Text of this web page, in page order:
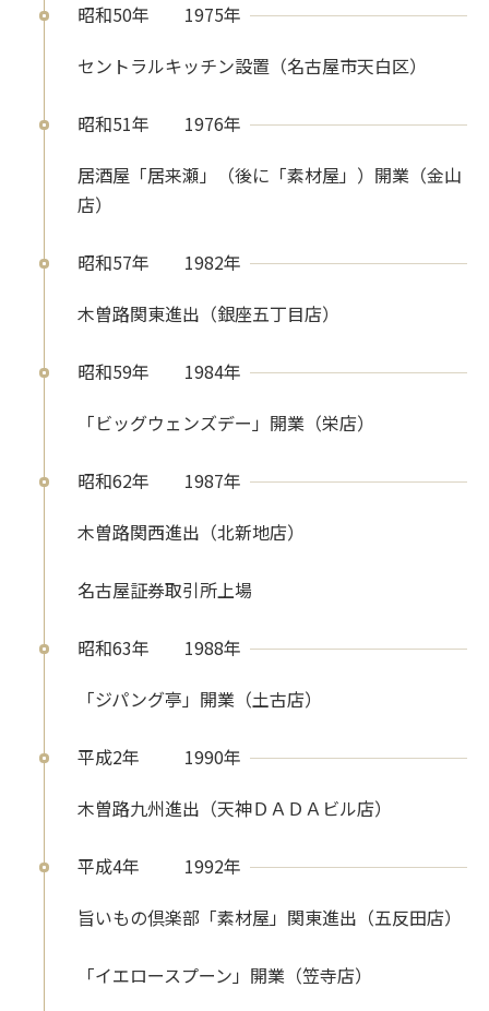
昭和50年
1975年
セントラルキッチン設置（名古屋市天白区）
昭和51年
1976年
居酒屋「居来瀬」（後に「素材屋」）開業（金山
店）
昭和57年
1982年
木曽路関東進出（銀座五丁目店）
昭和59年
1984年
「ビッグウェンズデー」開業（栄店）
昭和62年
1987年
木曽路関西進出（北新地店）
名古屋証券取引所上場
昭和63年
1988年
「ジパング亭」開業（土古店）
平成2年
1990年
木曽路九州進出（天神ＤＡＤＡビル店）
平成4年
1992年
旨いもの倶楽部「素材屋」関東進出（五反田店）
「イエロースプーン」開業（笠寺店）